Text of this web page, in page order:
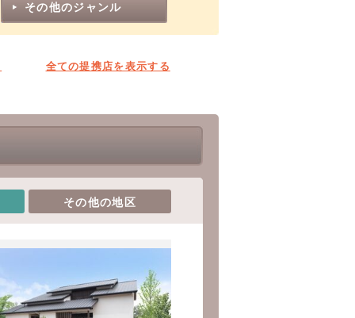
その他のジャンル
全ての提携店を表示する
その他の地区